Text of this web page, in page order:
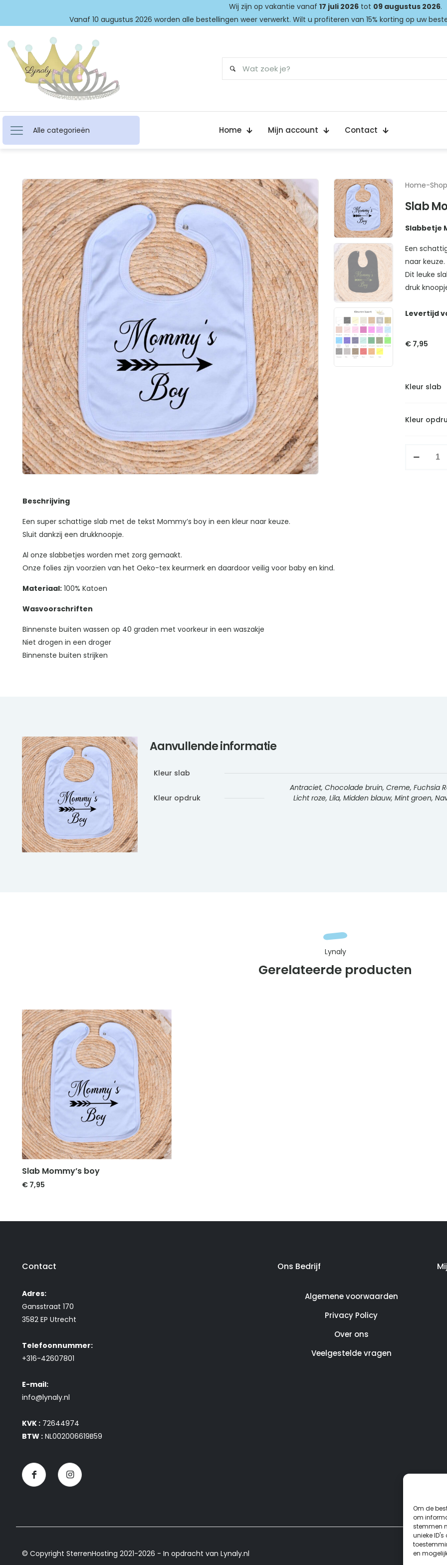
Om de
om
stemmen
unieke
en
Wij zijn op vakantie vanaf 17 juli 2026tot 09 augustus 2026.
Vanaf 10 augustus 2026 worden alle bestellingen weer verwerkt. Wilt u profiteren van 15% korting op uw
Alle categorieën Home Mijn account Contact
Home-Shop
Slab
Slabbetje
Een
naar keuze.
Dit leuke
druk
Levertijd
€ 7,95
Kleur slab
Kleur
Beschrijving
Een super schattige slab met de tekst Mommy’s boy in een kleur naar keuze.
Sluit dankzij een drukknoopje.
Al onze slabbetjes worden met zorg gemaakt.
Onze folies zijn voorzien van het Oeko-tex keurmerk en daardoor veilig voor baby en kind.
Materiaal:100% Katoen
Wasvoorschriften
Binnenste buiten wassen op 40 graden met voorkeur in een waszakje
Niet drogen in een droger
Binnenste buiten strijken
Aanvullende informatie
Kleur slab
Kleur opdruk
Antraciet, Chocolade bruin, Creme, Fuchsia
Licht roze, Lila, Midden blauw, Mint groen,
Gerelateerde producten
Lynaly
Slab Mommy’s boy
€ 7,95
Contact
Adres:
Gansstraat 170
3582 EP Utrecht
Telefoonnummer:
+316-42607801
E-mail:
info@lynaly.nl
KVK : 72644974
BTW : NL002006619B59
Ons Bedrijf
Algemene voorwaarden
Privacy Policy
Over ons
Veelgestelde vragen
© Copyright SterrenHosting 2021-2026 - In opdracht van Lynaly.nl